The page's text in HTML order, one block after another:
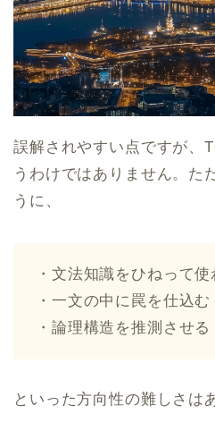
誤解されやすい点ですが、
うわけではありません。た
うに、
・文法知識をひねって使
・一文の中に罠を仕込む
・論理構造を推測させる
といった方向性の難しさは